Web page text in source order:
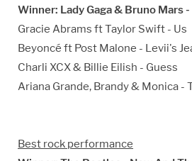
Winner: Lady Gaga & Bruno Mars
Gracie Abrams ft Taylor Swift - Us
Beyoncé ft Post Malone - Levii's
Charli XCX & Billie Eilish - Guess
Ariana Grande, Brandy & Monica -
Best rock performance